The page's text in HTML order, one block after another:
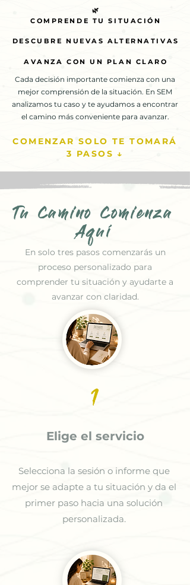
🌿
COMPRENDE TU SITUACIÓN
DESCUBRE NUEVAS ALTERNATIVAS
AVANZA CON UN PLAN CLARO
🌿
COMPRENDE TU SITUACIÓN
DESCUBRE NUEVAS ALTERNATIVAS
AVANZA CON UN PLAN CLARO
Cada decisión importante comienza con una
mejor comprensión de la situación. En SEM
analizamos tu caso y te ayudamos a encontrar
el camino más conveniente para avanzar.
COMENZAR SOLO TE TOMARÁ
3 PASOS ↓
Tu Camino Comienza
Aquí
En solo tres pasos comenzarás un
proceso personalizado para
comprender tu situación y ayudarte a
avanzar con claridad.
1
Elige el servicio
Selecciona la sesión o informe que
mejor se adapte a tu situación y da el
primer paso hacia una solución
personalizada.